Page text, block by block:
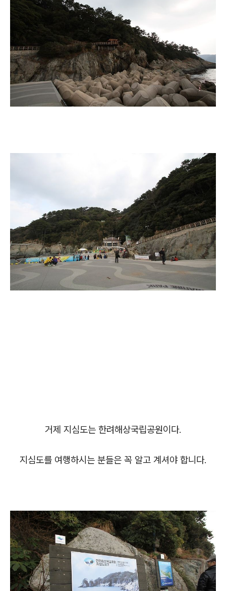
거제 지심도는 한려해상국립공원이다.
지심도를 여행하시는 분들은 꼭 알고 계셔야 합니다.